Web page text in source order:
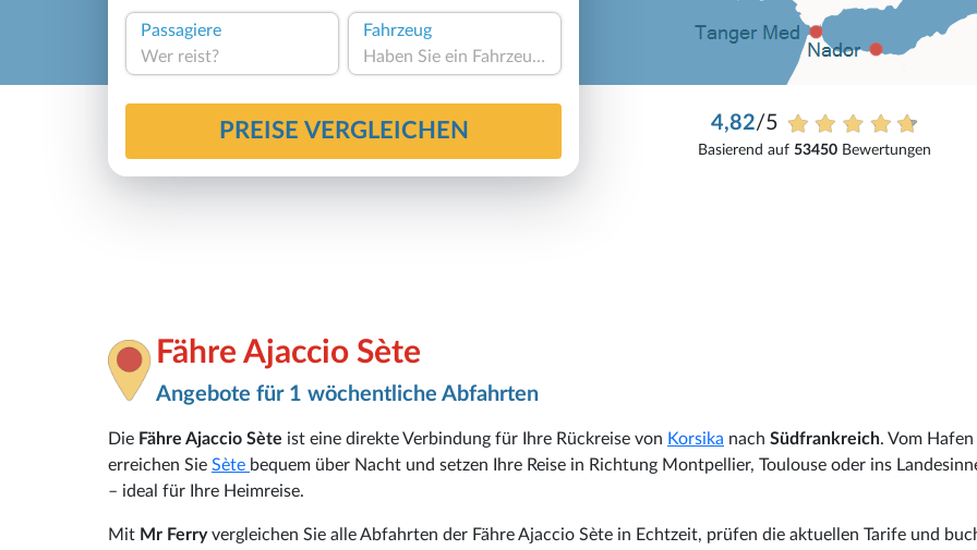
Passagiere
Wer reist?
Fahrzeug
Haben Sie ein Fahrzeug?
PREISE VERGLEICHEN 4,82/5
Basierend auf53450 Bewertungen
Fähre Ajaccio Sète
Angebote für 1 wöchentliche Abfahrten
Die Fähre Ajaccio Sète ist eine direkte Verbindung für Ihre Rückreise von Korsika nach Südfrankreich. Vom Hafen
erreichen Sie Sète bequem über Nacht und setzen Ihre Reise in Richtung Montpellier, Toulouse oder ins
– ideal für Ihre Heimreise.
Mit Mr Ferryvergleichen Sie alle Abfahrten der Fähre Ajaccio Sète in Echtzeit, prüfen die aktuellen Tarife und